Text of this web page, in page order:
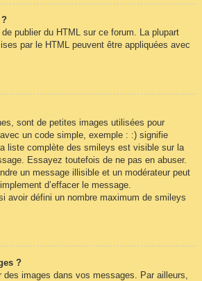
?
publier du HTML sur ce forum. La plupart
par le HTML peuvent être appliquées avec
sont de petites images utilisées pour
un code simple, exemple : :) signifie
liste complète des smileys est visible sur la
Essayez toutefois de ne pas en abuser.
un message illisible et un modérateur peut
d’effacer le message.
avoir défini un nombre maximum de smileys
?
images dans vos messages. Par ailleurs,